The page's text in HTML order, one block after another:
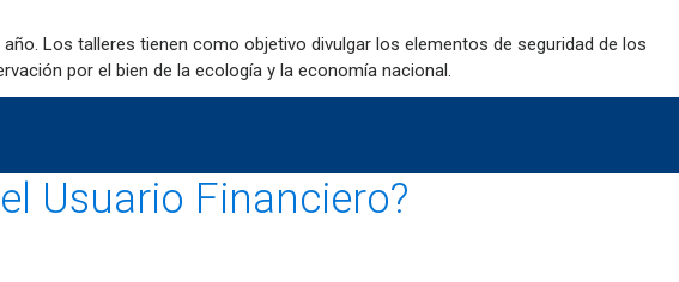
Los talleres tienen como objetivo divulgar los elementos de seguridad de los
por el bien de la ecología y la economía nacional.
Usuario Financiero?